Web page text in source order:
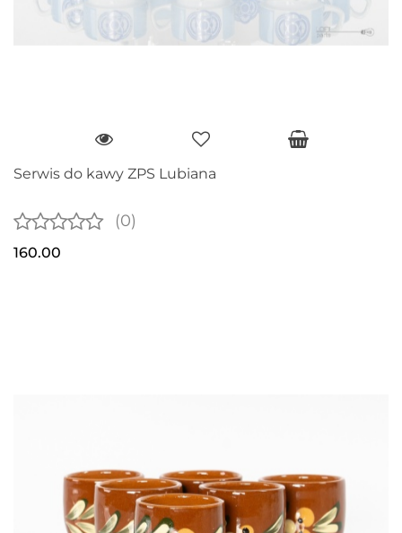
Serwis do kawy ZPS Lubiana
(0)
160.00